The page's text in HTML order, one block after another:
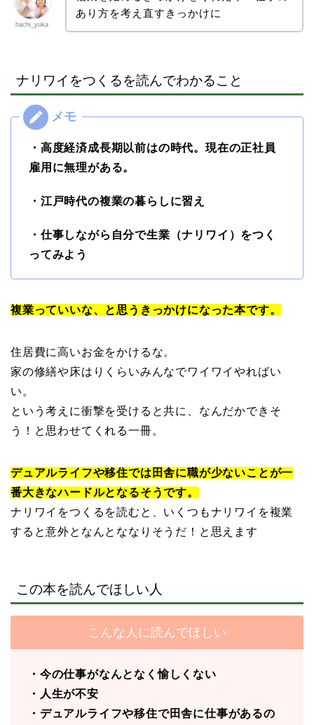
hachi_yuka
あり方を考え直すきっかけに
ナリワイをつくるを読んでわかること
・高度経済成長期以前はの時代。現在の正社員
雇用に無理がある。
・江戸時代の複業の暮らしに習え
・仕事しながら自分で生業（ナリワイ）をつく
ってみよう
複業っていいな、と思うきっかけになった本です。
住居費に高いお金をかけるな。
家の修繕や床はりくらいみんなでワイワイやればい
い。
という考えに衝撃を受けると共に、なんだかできそ
う！と思わせてくれる一冊。
デュアルライフや移住では田舎に職が少ないことが一
番大きなハードルとなるそうです。
ナリワイをつくるを読むと、いくつもナリワイを複業
すると意外となんとななりそうだ！と思えます
この本を読んでほしい人
こんな人に読んでほしい
・今の仕事がなんとなく愉しくない
・人生が不安
・デュアルライフや移住で田舎に仕事があるの